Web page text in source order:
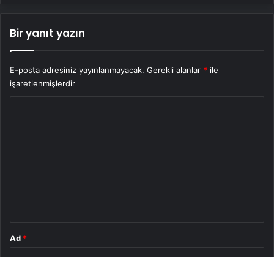
Bir yanıt yazın
E-posta adresiniz yayınlanmayacak. Gerekli alanlar * ile
işaretlenmişlerdir
Ad *